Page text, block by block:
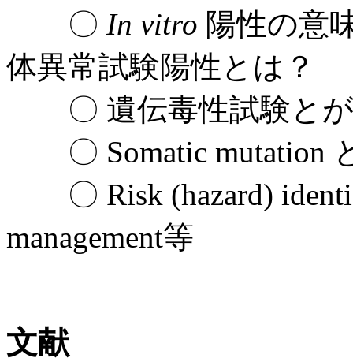
〇 In vitro 陽性の意
体異常試験陽性とは？
〇 遺伝毒性試験とが
〇 Somatic mutation と
〇 Risk (hazard)
management等
文献